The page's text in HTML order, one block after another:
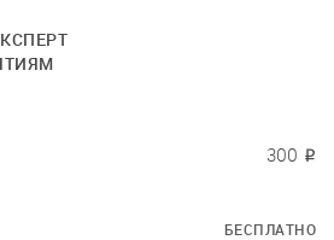
300 ₽
БЕСПЛАТНО